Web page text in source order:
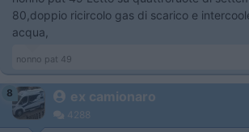
80,doppio ricircolo gas di scarico e
acqua,
nonno pat 49
8 ex camionaro
4288